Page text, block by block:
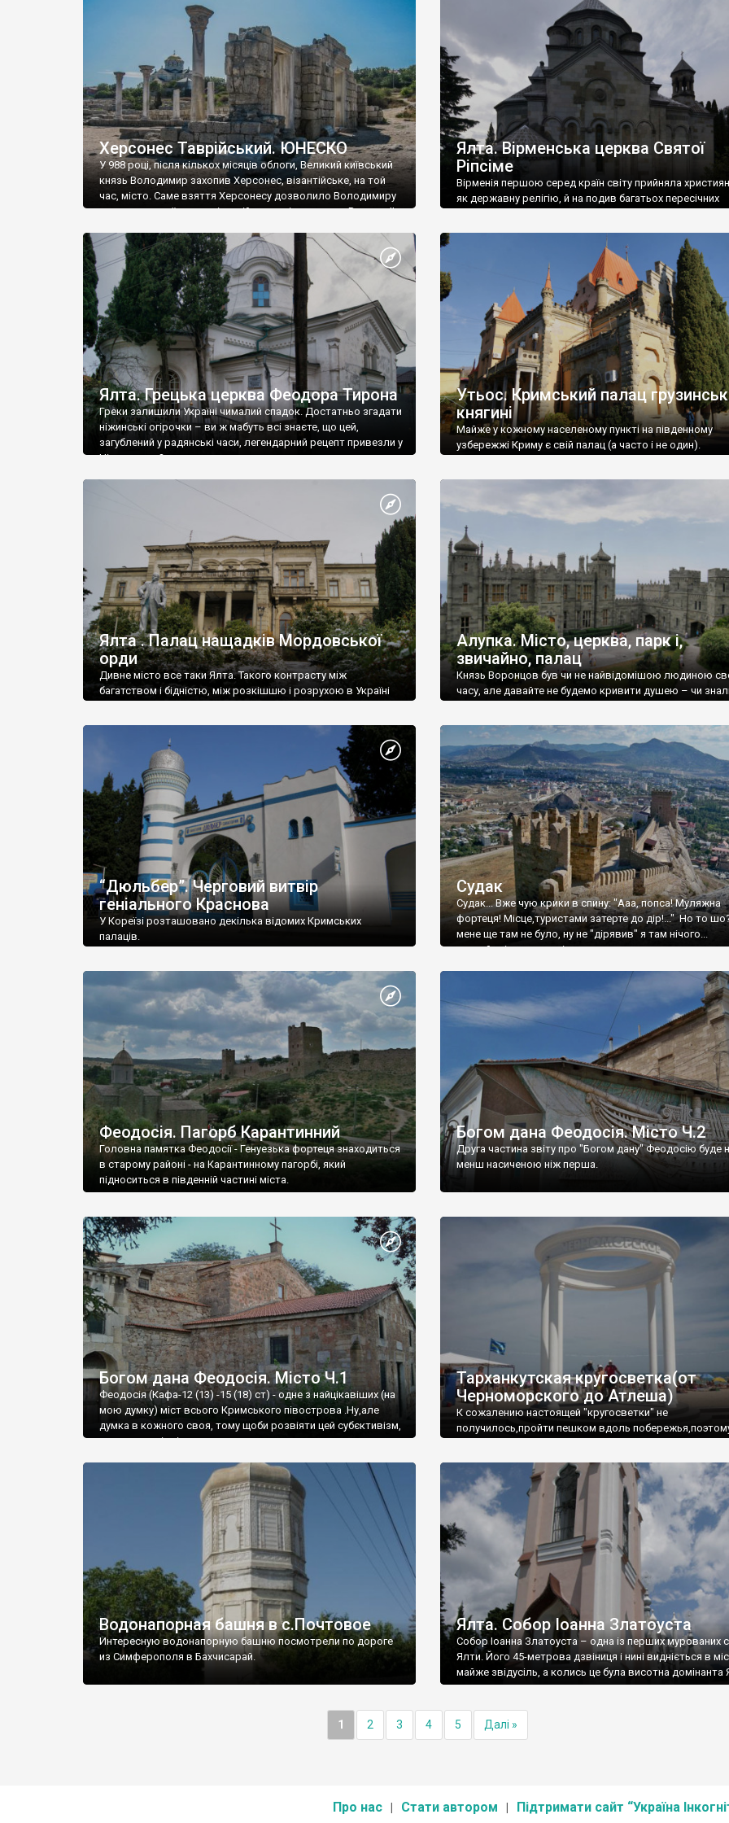
візантійської доби. Раритети викрадені з фондів об’єкту
культурної спадщини ЮНЕСКО «Херсонеса Таврійського».
Офіційно – на виставку «Золото Візантії», але експерти та
влада в Україні вважають це лише […]
називаються «повстяками» (postaki)…” “Вино. Крим
виробляє відмінне вино і його вдосталь: воно все
легке біле і дуже […]
Херсонес Таврійський. ЮНЕСКО
У 988 році, після кількох місяців облоги, Великий київський
князь Володимир захопив Херсонес, візантійське, на той
час, місто. Саме взяття Херсонесу дозволило Володимиру
диктувати свої умови візантійському імператору Василю ІІ,
Херсонесі Володимир-язичник, став Василем-
християнином. А потім було Хрещення Русі. На честь
Херсонесу Таврійського названо місто […]
Ялта. Вірменська церква Святої
Ріпсіме
Вірменія першою серед країн світу прийняла
як державну релігію, й на подив багатьох пересічних
Ялта. Грецька церква Феодора Тирона
Греки залишили Україні чималий спадок. Достатньо згадати
ніжинські огірочки – ви ж мабуть всі знаєте, що цей,
загублений у радянські часи, легендарний рецепт привезли у
Ніжин греки?
Утьос. Кримський палац
княгині
Майже у кожному населеному пункті на південному
узбережжі Криму є свій палац (а часто і не один).
Ялта . Палац нащадків Мордовської
орди
Дивне місто все таки Ялта. Такого контрасту між
багатством і бідністю, між розкішшю і розрухою в Україні
Алупка. Місто, церква, парк і,
звичайно, палац
Князь Воронцов був чи не найвідомішою людиною
часу, але давайте не будемо кривити душею – чи
“Дюльбер”. Черговий витвір
геніального Краснова
У Кореїзі розташовано декілька відомих Кримських
палаців.
Судак
Судак... Вже чую крики в спину: "Ааа, попса! Муляжна
фортеця! Місце,туристами затерте до дір!..." Но то
мене ще там не було, ну не "дірявив" я там нічого...
принаймні до цього літа.
Феодосія. Пагорб Карантинний
Головна памятка Феодосії - Генуезька фортеця знаходиться
в старому районі - на Карантинному пагорбі, який
підноситься в південній частині міста.
Богом дана Феодосія. Місто Ч.2
Друга частина звіту про "Богом дану" Феодосію буде
менш насиченою ніж перша.
Богом дана Феодосія. Місто Ч.1
Феодосія (Кафа-12 (13) -15 (18) ст) - одне з найцікавіших (на
мою думку) міст всього Кримського півострова .Ну,але
думка в кожного своя, тому щоби розвіяти цей субєктивізм,
запрошую відвідати це
Тарханкутская кругосветка(от
Черноморского до Атлеша)
К сожалению настоящей "кругосветки" не
получилось,пройти пешком вдоль
Водонапорная башня в с.Почтовое
Интересную водонапорную башню посмотрели по дороге
из Симферополя в Бахчисарай.
Ялта. Собор Іоанна Златоуста
Собор Іоанна Златоуста – одна із перших мурованих
Ялти. Його 45-метрова дзвіниця і нині видніється в
майже звідусіль, а колись це була висотна домінанта
1 2 3 4 5 Далі »
Про нас Стати автором Підтримати сайт “Україна